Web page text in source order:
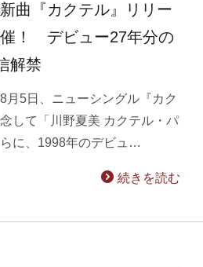
曲『カクテル』リリー
！ デビュー27年分の
解禁
月5日、ニューシングル『カク
して「川野夏美 カクテル・パ
に、1998年のデビュ…
続きを読む